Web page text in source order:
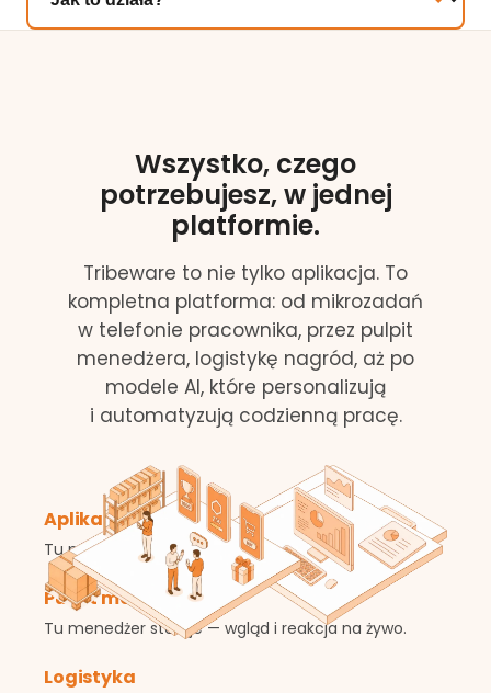
Wszystko, czego
potrzebujesz, w jednej
platformie.
Tribeware to nie tylko aplikacja. To
kompletna platforma: od mikrozadań
w telefonie pracownika, przez pulpit
menedżera, logistykę nagród, aż po
modele AI, które personalizują
i automatyzują codzienną pracę.
Aplikacja
Tu pracownik działa — codzienna gra w telefonie.
Pulpit menedżera
Tu menedżer steruje — wgląd i reakcja na żywo.
Logistyka